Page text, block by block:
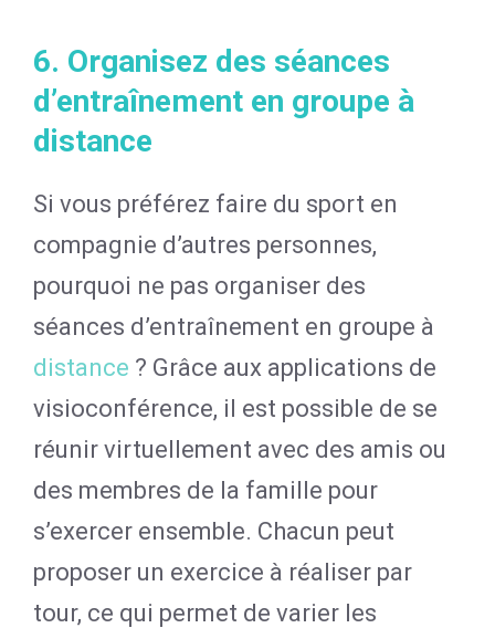
6. Organisez des séances
d’entraînement en groupe à
distance
Si vous préférez faire du sport en
compagnie d’autres personnes,
pourquoi ne pas organiser des
séances d’entraînement en groupe à
distance ? Grâce aux applications de
visioconférence, il est possible de se
réunir virtuellement avec des amis ou
des membres de la famille pour
s’exercer ensemble. Chacun peut
proposer un exercice à réaliser par
tour, ce qui permet de varier les